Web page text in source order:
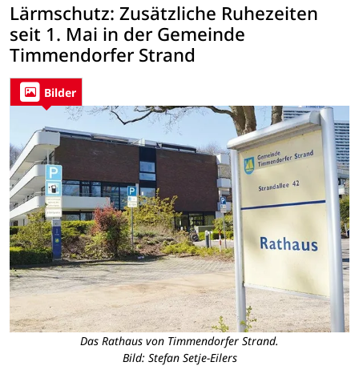
Lärmschutz: Zusätzliche Ruhezeiten
seit 1. Mai in der Gemeinde
Timmendorfer Strand
Bilder
Das Rathaus von Timmendorfer Strand.
Bild: Stefan Setje-Eilers